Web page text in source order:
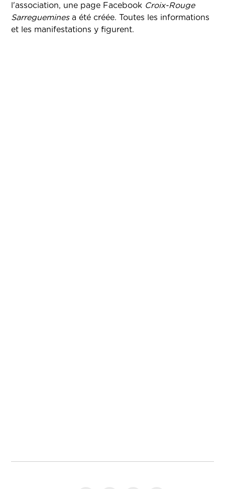
l'association, une page Facebook Croix-Rouge
Sarregueminesa été créée. Toutes les informations
et les manifestations y figurent.